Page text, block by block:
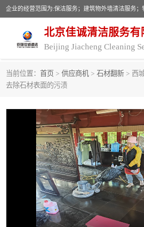
北京佳诚清洁服务有
Beijing Jiacheng Cleaning
当前位置： 首页 > 供应商机 > 石材翻新 > 西
去除石材表面的污渍
外墙清洗
开荒保洁 保洁
石材翻新 建筑